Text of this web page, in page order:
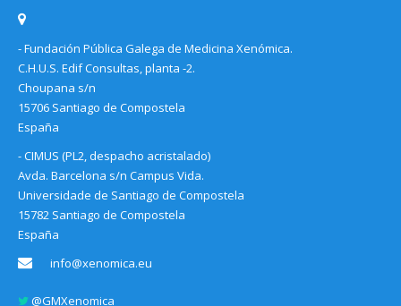
- Fundación Pública Galega de Medicina Xenómica.
C.H.U.S. Edif Consultas, planta -2.
Choupana s/n
15706 Santiago de Compostela
España
- CIMUS (PL2, despacho acristalado)
Avda. Barcelona s/n Campus Vida.
Universidade de Santiago de Compostela
15782 Santiago de Compostela
España
info@xenomica.eu
@GMXenomica